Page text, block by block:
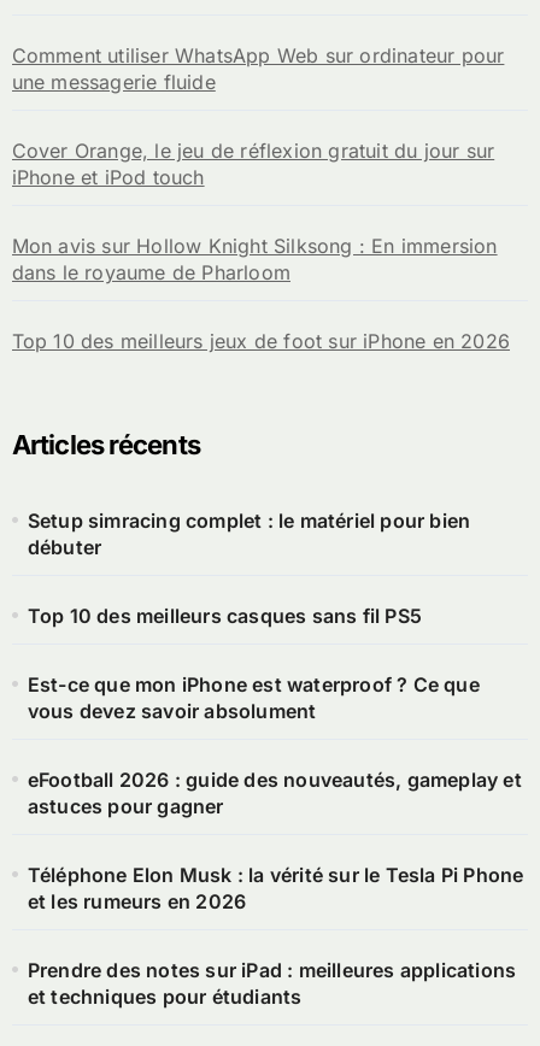
Comment utiliser WhatsApp Web sur ordinateur pour
une messagerie fluide
Cover Orange, le jeu de réflexion gratuit du jour sur
iPhone et iPod touch
Mon avis sur Hollow Knight Silksong : En immersion
dans le royaume de Pharloom
Top 10 des meilleurs jeux de foot sur iPhone en 2026
Articles récents
Setup simracing complet : le matériel pour bien
débuter
Top 10 des meilleurs casques sans fil PS5
Est-ce que mon iPhone est waterproof ? Ce que
vous devez savoir absolument
eFootball 2026 : guide des nouveautés, gameplay et
astuces pour gagner
Téléphone Elon Musk : la vérité sur le Tesla Pi Phone
et les rumeurs en 2026
Prendre des notes sur iPad : meilleures applications
et techniques pour étudiants